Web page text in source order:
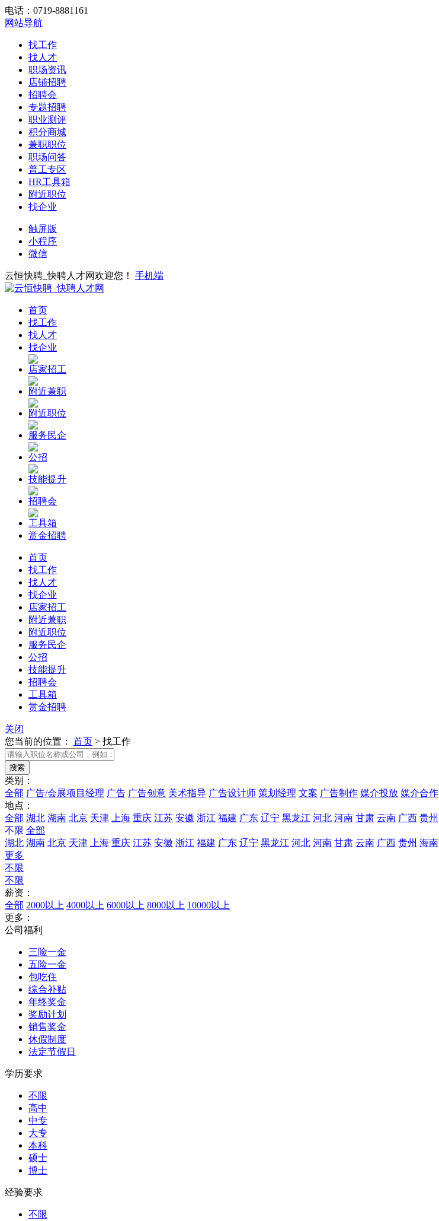
电话：0719-8881161
网站导航
找工作
找人才
职场资讯
店铺招聘
招聘会
专题招聘
职业测评
积分商城
兼职职位
职场问答
普工专区
HR工具箱
附近职位
找企业
触屏版
小程序
微信
云恒快聘_快聘人才网欢迎您！ 手机端
首页
找工作
找人才
找企业
店家招工
附近兼职
附近职位
服务民企
公招
技能提升
招聘会
工具箱
赏金招聘
首页
找工作
找人才
找企业
店家招工
附近兼职
附近职位
服务民企
公招
技能提升
招聘会
工具箱
赏金招聘
关闭
您当前的位置： 首页 > 找工作
类别：
全部 广告/会展项目经理 广告 广告创意 美术指导 广告设计师 策划经理 文案 广告制作 媒介投放 媒介合作
地点：
全部 湖北 湖南 北京 天津 上海 重庆 江苏 安徽 浙江 福建 广东 辽宁 黑龙江 河北 河南 甘肃 云南 广西 贵州
不限 全部
湖北 湖南 北京 天津 上海 重庆 江苏 安徽 浙江 福建 广东 辽宁 黑龙江 河北 河南 甘肃 云南 广西 贵州 海南
更多
不限
不限
薪资：
全部 2000以上 4000以上 6000以上 8000以上 10000以上
更多：
公司福利
三险一金
五险一金
包吃住
综合补贴
年终奖金
奖励计划
销售奖金
休假制度
法定节假日
学历要求
不限
高中
中专
大专
本科
硕士
博士
经验要求
不限